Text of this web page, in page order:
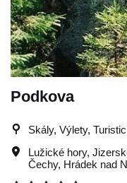
Podkova
Skály, Výlety,
Lužické hory,
Čechy, Hrádek nad